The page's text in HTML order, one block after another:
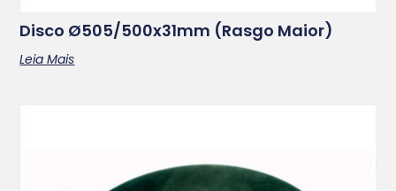
Disco Ø505/500x31mm (rasgo Maior)
Leia Mais